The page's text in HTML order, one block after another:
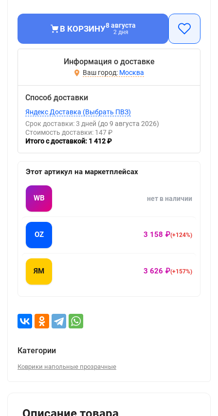
В КОРЗИНУ8 августа
2 дня
Информация о доставке
Москва
Способ доставки
Яндекс Доставка (Выбрать ПВЗ)
Срок доставки: 3 дней (до 9 августа 2026)
Стоимость доставки: 147 ₽
Итого с доставкой: 1 412 ₽
Этот артикул на маркетплейсах
WB нет в наличии
OZ 3 158 ₽(+124%)
ЯМ 3 626 ₽(+157%)
Категории
Коврики напольные прозрачные